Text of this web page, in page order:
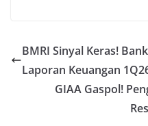
BMRI Sinyal Keras!
Laporan Keuangan
GIAA Gaspol!